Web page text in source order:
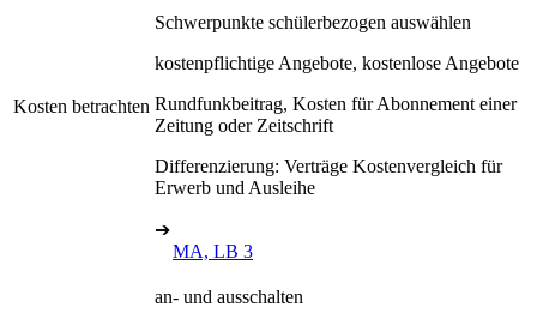
Kosten betrachten
Schwerpunkte schülerbezogen auswählen
kostenpflichtige Angebote, kostenlose Angebote
Rundfunkbeitrag, Kosten für Abonnement einer
Zeitung oder Zeitschrift
Differenzierung: Verträge Kostenvergleich für
Erwerb und Ausleihe
➔
MA, LB 3
an- und ausschalten